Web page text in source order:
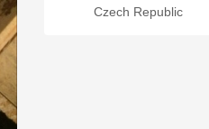
Czech Republic